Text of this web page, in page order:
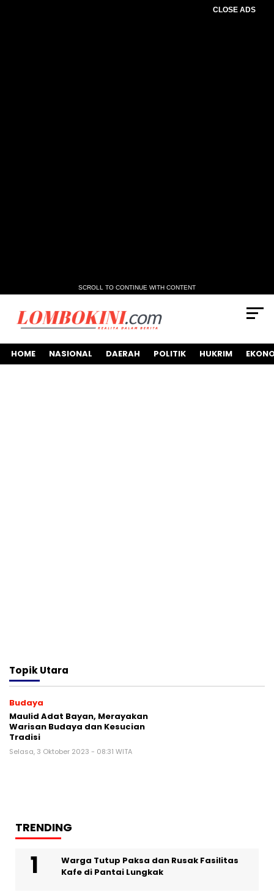
CLOSE ADS
SCROLL TO CONTINUE WITH CONTENT
HOME NASIONAL DAERAH POLITIK HUKRIM
TopikUtara
Budaya
Maulid Adat Bayan, Merayakan
Warisan Budaya dan Kesucian
Tradisi
Selasa, 3 Oktober 2023 - 08:31 WITA
TRENDING
Warga Tutup Paksa dan Rusak Fasilitas
Kafe di Pantai Lungkak